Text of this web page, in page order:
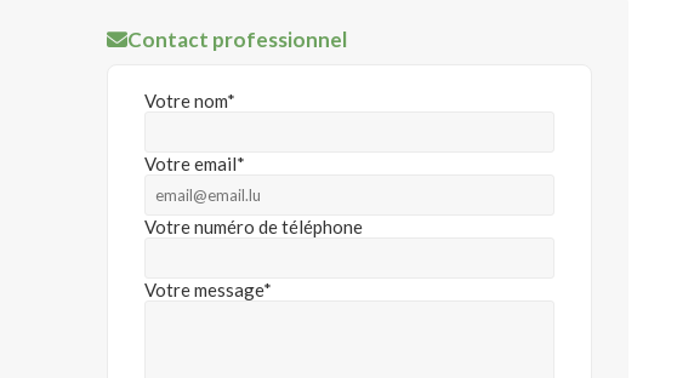
Contact professionnel
Votre nom*
Votre email*
Votre numéro de téléphone
Votre message*